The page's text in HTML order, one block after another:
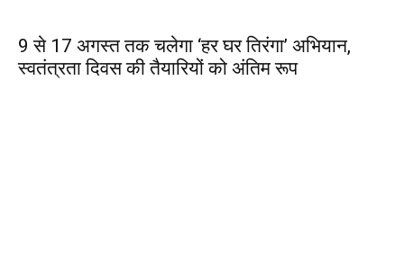
9 से 17 अगस्त तक चलेगा ‘हर घर तिरंगा’ अभियान,
स्वतंत्रता दिवस की तैयारियों को अंतिम रूप